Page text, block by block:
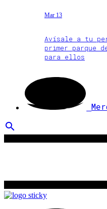
Mar 13
Avísale a tu
primer parque
para ellos
search